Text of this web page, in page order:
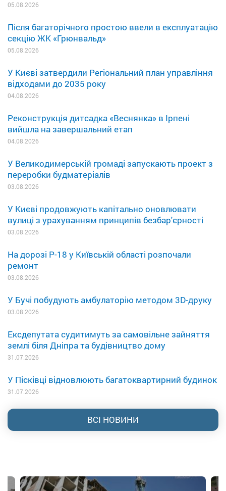
05.08.2026
Після багаторічного простою ввели в експлуатацію
секцію ЖК «Грюнвальд»
05.08.2026
У Києві затвердили Регіональний план управління
відходами до 2035 року
04.08.2026
Реконструкція дитсадка «Веснянка» в Ірпені
вийшла на завершальний етап
04.08.2026
У Великодимерській громаді запускають проект з
переробки будматеріалів
03.08.2026
У Києві продовжують капітально оновлювати
вулиці з урахуванням принципів безбар'єрності
03.08.2026
На дорозі Р-18 у Київській області розпочали
ремонт
03.08.2026
У Бучі побудують амбулаторію методом 3D-друку
03.08.2026
Ексдепутата судитимуть за самовільне зайняття
землі біля Дніпра та будівництво дому
31.07.2026
У Пісківці відновлюють багатоквартирний будинок
31.07.2026
ВСІ НОВИНИ